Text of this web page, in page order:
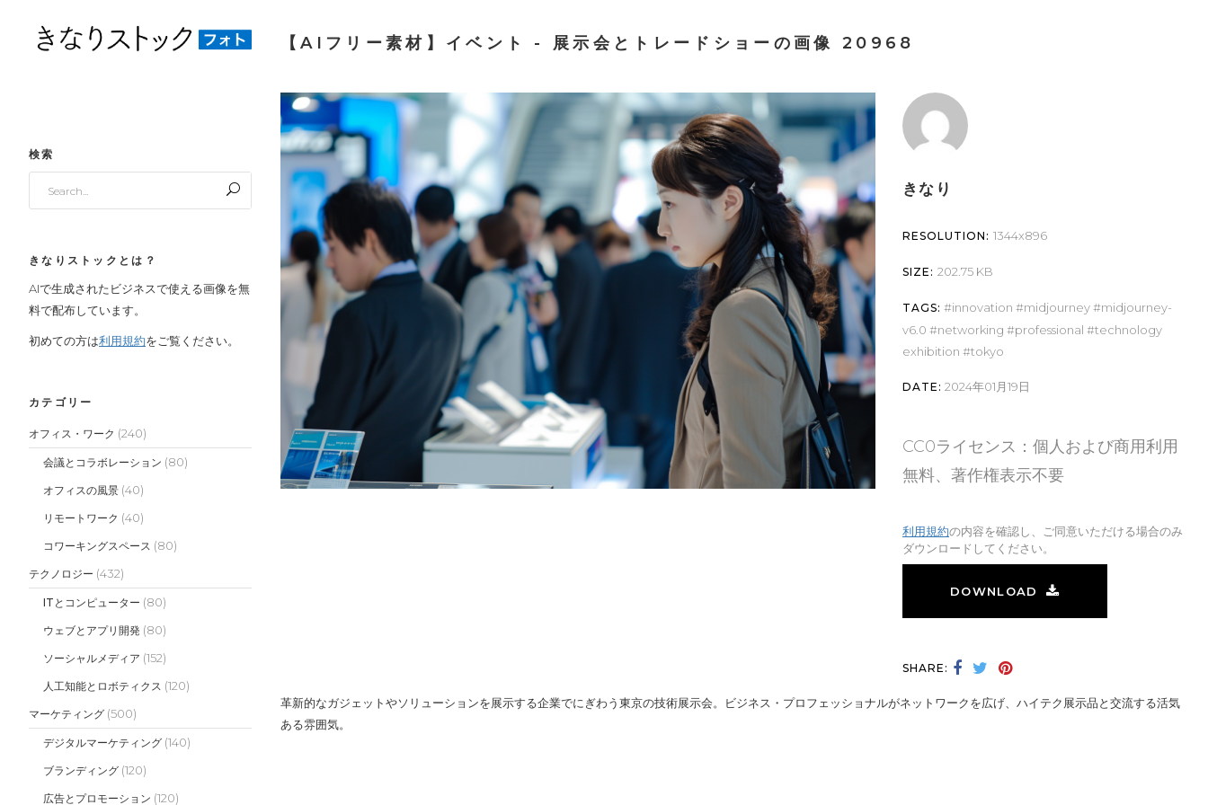
検索
きなりストックとは？
AIで生成されたビジネスで使える画像を無
料で配布しています。
初めての方は利用規約をご覧ください。
カテゴリー
オフィス・ワーク (240)
会議とコラボレーション (80)
オフィスの風景 (40)
リモートワーク (40)
コワーキングスペース (80)
テクノロジー (432)
ITとコンピューター (80)
ウェブとアプリ開発 (80)
ソーシャルメディア (152)
人工知能とロボティクス (120)
マーケティング (500)
デジタルマーケティング (140)
ブランディング (120)
広告とプロモーション (120)
【AIフリー素材】イベント - 展示会とトレードショーの画像 20968
きなり
RESOLUTION: 1344x896
SIZE: 202.75 KB
TAGS: innovation midjourney
midjourney-
v6.0
networking professional
technology
exhibition
tokyo
DATE: 2024年01月19日
CC0ライセンス：個人および商用利用
無料、著作権表示不要
利用規約の内容を確認し、ご同意いただける場合のみ
ダウンロードしてください。
DOWNLOAD
SHARE:
革新的なガジェットやソリューションを展示する企業でにぎわう東京の技術展示会。ビジネス・プロフェッショナルがネットワークを広げ、ハイテク展示品と交流する活気
ある雰囲気。